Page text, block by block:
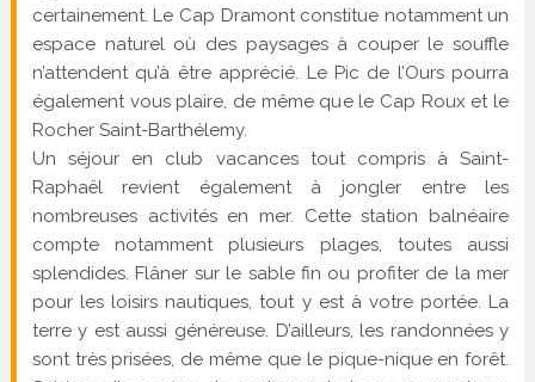
certainement. Le Cap Dramont constitue notamment un
espace naturel où des paysages à couper le souffle
n’attendent qu’à être apprécié. Le Pic de l’Ours pourra
également vous plaire, de même que le Cap Roux et le
Rocher Saint-Barthélemy.
Un séjour en club vacances tout compris à Saint-
Raphaël revient également à jongler entre les
nombreuses activités en mer. Cette station balnéaire
compte notamment plusieurs plages, toutes aussi
splendides. Flâner sur le sable fin ou profiter de la mer
pour les loisirs nautiques, tout y est à votre portée. La
terre y est aussi généreuse. D’ailleurs, les randonnées y
sont très prisées, de même que le pique-nique en forêt.